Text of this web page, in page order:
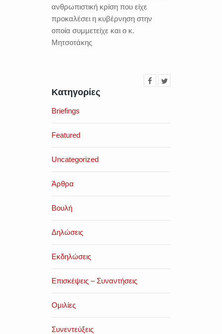
ανθρωπιστική κρίση που είχε
προκαλέσει η κυβέρνηση στην
οποία συμμετείχε και ο κ.
Μητσοτάκης
Κατηγορίες
Briefings
Featured
Uncategorized
Άρθρα
Βουλή
Δηλώσεις
Εκδηλώσεις
Επισκέψεις – Συναντήσεις
Ομιλίες
Συνεντεύξεις